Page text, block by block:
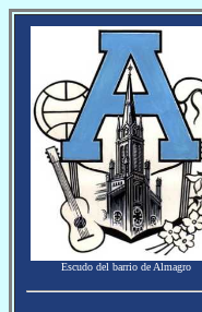
Escudo del barrio de Almagro